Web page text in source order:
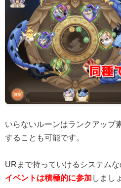
いらないルーンはランクアップ
することも可能です。
URまで持っていけるシステム
イベントは積極的に参加 しまし